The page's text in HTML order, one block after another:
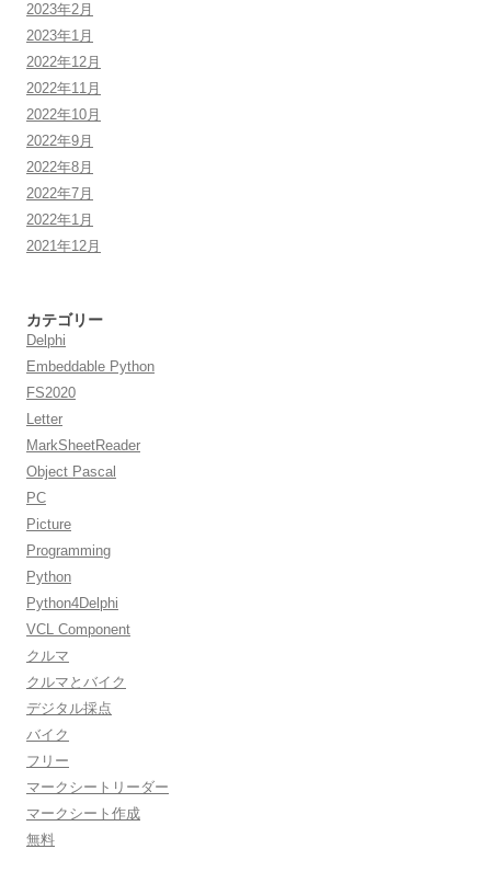
2023年2月
2023年1月
2022年12月
2022年11月
2022年10月
2022年9月
2022年8月
2022年7月
2022年1月
2021年12月
カテゴリー
Delphi
Embeddable Python
FS2020
Letter
MarkSheetReader
Object Pascal
PC
Picture
Programming
Python
Python4Delphi
VCL Component
クルマ
クルマとバイク
デジタル採点
バイク
フリー
マークシートリーダー
マークシート作成
無料